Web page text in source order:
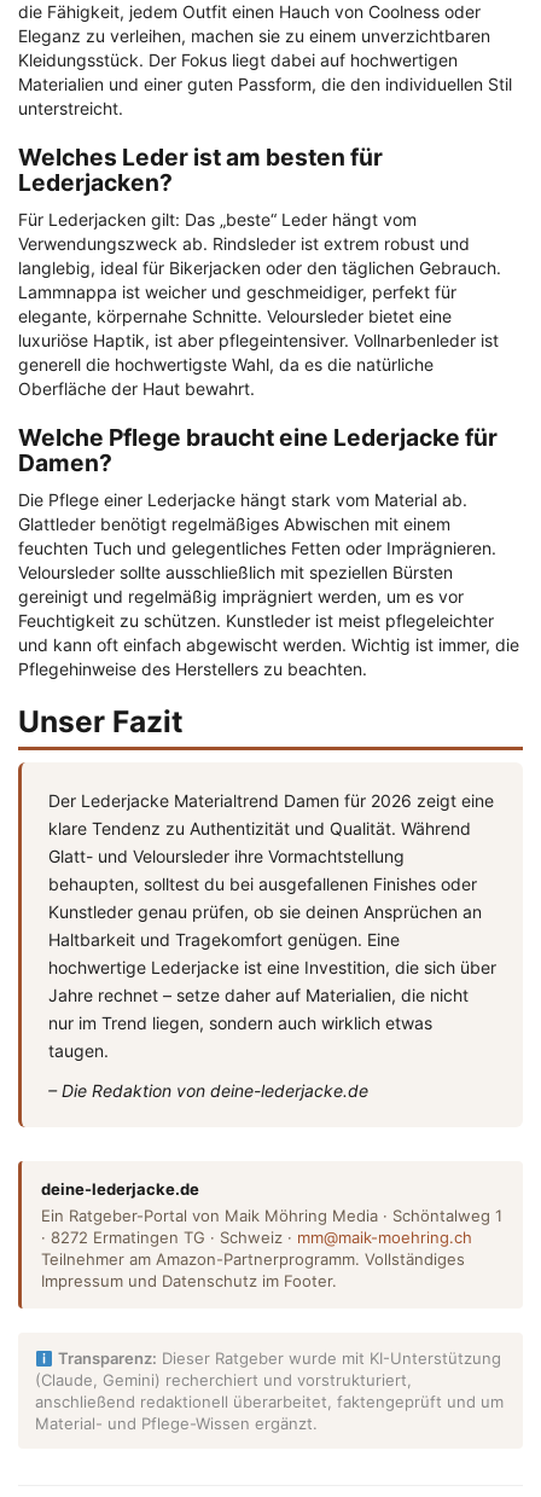
die Fähigkeit, jedem Outfit einen Hauch von Coolness oder
Eleganz zu verleihen, machen sie zu einem unverzichtbaren
Kleidungsstück. Der Fokus liegt dabei auf hochwertigen
Materialien und einer guten Passform, die den individuellen Stil
unterstreicht.
Welches Leder ist am besten für
Lederjacken?
Für Lederjacken gilt: Das „beste“ Leder hängt vom
Verwendungszweck ab. Rindsleder ist extrem robust und
langlebig, ideal für Bikerjacken oder den täglichen Gebrauch.
Lammnappa ist weicher und geschmeidiger, perfekt für
elegante, körpernahe Schnitte. Veloursleder bietet eine
luxuriöse Haptik, ist aber pflegeintensiver. Vollnarbenleder ist
generell die hochwertigste Wahl, da es die natürliche
Oberfläche der Haut bewahrt.
Welche Pflege braucht eine Lederjacke für
Damen?
Die Pflege einer Lederjacke hängt stark vom Material ab.
Glattleder benötigt regelmäßiges Abwischen mit einem
feuchten Tuch und gelegentliches Fetten oder Imprägnieren.
Veloursleder sollte ausschließlich mit speziellen Bürsten
gereinigt und regelmäßig imprägniert werden, um es vor
Feuchtigkeit zu schützen. Kunstleder ist meist pflegeleichter
und kann oft einfach abgewischt werden. Wichtig ist immer, die
Pflegehinweise des Herstellers zu beachten.
Unser Fazit
Der Lederjacke Materialtrend Damen für 2026 zeigt eine
klare Tendenz zu Authentizität und Qualität. Während
Glatt- und Veloursleder ihre Vormachtstellung
behaupten, solltest du bei ausgefallenen Finishes oder
Kunstleder genau prüfen, ob sie deinen Ansprüchen an
Haltbarkeit und Tragekomfort genügen. Eine
hochwertige Lederjacke ist eine Investition, die sich über
Jahre rechnet – setze daher auf Materialien, die nicht
nur im Trend liegen, sondern auch wirklich etwas
taugen.
– Die Redaktion von deine-lederjacke.de
deine-lederjacke.de
Ein Ratgeber-Portal von Maik Möhring Media · Schöntalweg 1
· 8272 Ermatingen TG · Schweiz · mm@maik-moehring.ch
Teilnehmer am Amazon-Partnerprogramm. Vollständiges
Impressum und Datenschutz im Footer.
Transparenz: Dieser Ratgeber wurde mit KI-Unterstützung
(Claude, Gemini) recherchiert und vorstrukturiert,
anschließend redaktionell überarbeitet, faktengeprüft und um
Material- und Pflege-Wissen ergänzt.